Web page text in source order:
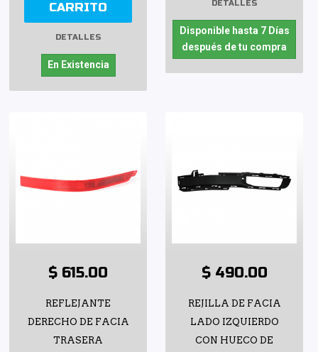
CARRITO
DETALLES
En Existencia
DETALLES
Disponible hasta 7 Días
después de tu compra
$ 615.00
REFLEJANTE
DERECHO DE FACIA
TRASERA
$ 490.00
REJILLA DE FACIA
LADO IZQUIERDO
CON HUECO DE